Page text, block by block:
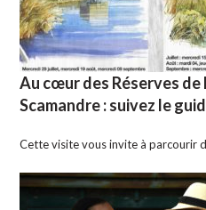
Au cœur des Réserves
Scamandre : suivez le
Cette visite vous invite à parcourir